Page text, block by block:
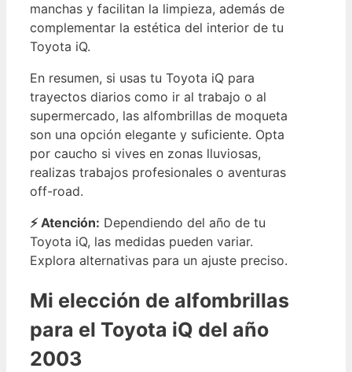
manchas y facilitan la limpieza, además de
complementar la estética del interior de tu
Toyota iQ.
En resumen, si usas tu Toyota iQ para
trayectos diarios como ir al trabajo o al
supermercado, las alfombrillas de moqueta
son una opción elegante y suficiente. Opta
por caucho si vives en zonas lluviosas,
realizas trabajos profesionales o aventuras
off-road.
⚡ Atención: Dependiendo del año de tu
Toyota iQ, las medidas pueden variar.
Explora alternativas para un ajuste preciso.
Mi elección de alfombrillas
para el Toyota iQ del año
2003